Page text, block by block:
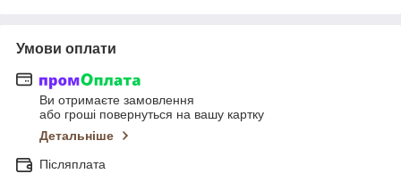
Умови оплати
Ви отримаєте замовлення
або гроші повернуться на вашу картку
Детальніше
Післяплата